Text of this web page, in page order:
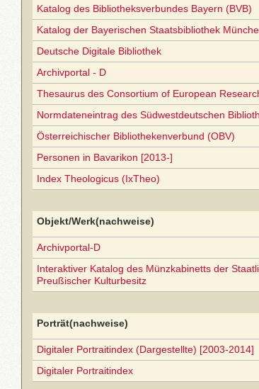
Katalog des Bibliotheksverbundes Bayern (BVB)
Katalog der Bayerischen Staatsbibliothek
Deutsche Digitale Bibliothek
Archivportal - D
Thesaurus des Consortium of European
Normdateneintrag des Südwestdeutschen
Österreichischer Bibliothekenverbund (OBV)
Personen in Bavarikon [2013-]
Index Theologicus (IxTheo)
Objekt/Werk(nachweise)
Archivportal-D
Interaktiver Katalog des Münzkabinetts der
Preußischer Kulturbesitz
Porträt(nachweise)
Digitaler Portraitindex (Dargestellte) [2003-2014]
Digitaler Portraitindex